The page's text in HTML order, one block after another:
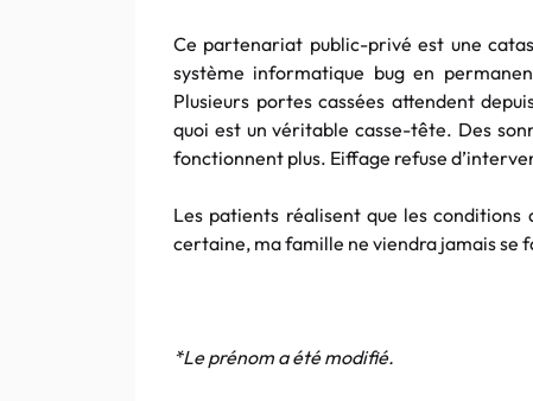
Ce partenariat public-privé est une
système informatique bugen
Plusieurs portes cassées attendent
quoi est un véritable casse-tête. Des
fonctionnent plus. Eiffage refuse
Les patients réalisent que les conditions
certaine, ma famille ne viendra jamais se
*Le prénom a été modifié.